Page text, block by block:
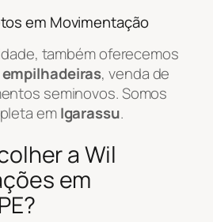
em Movimentação
também oferecemos
, venda de
seminovos. Somos
emIgarassu.
a Wil
em